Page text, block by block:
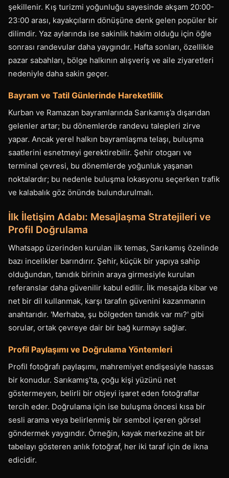
şekillenir. Kış turizmi yoğunluğu sayesinde akşam 20:00-
23:00 arası, kayakçıların dönüşüne denk gelen popüler bir
dilimdir. Yaz aylarında ise sakinlik hakim olduğu için öğle
sonrası randevular daha yaygındır. Hafta sonları, özellikle
pazar sabahları, bölge halkının alışveriş ve aile ziyaretleri
nedeniyle daha sakin geçer.
Bayram ve Tatil Günlerinde Hareketlilik
Kurban ve Ramazan bayramlarında Sarıkamış’a dışarıdan
gelenler artar; bu dönemlerde randevu talepleri zirve
yapar. Ancak yerel halkın bayramlaşma telaşı, buluşma
saatlerini esnetmeyi gerektirebilir. Şehir otogarı ve
terminal çevresi, bu dönemlerde yoğunluk yaşanan
noktalardır; bu nedenle buluşma lokasyonu seçerken trafik
ve kalabalık göz önünde bulundurulmalı.
İlk İletişim Adabı: Mesajlaşma Stratejileri ve
Profil Doğrulama
Whatsapp üzerinden kurulan ilk temas, Sarıkamış özelinde
bazı incelikler barındırır. Şehir, küçük bir yapıya sahip
olduğundan, tanıdık birinin araya girmesiyle kurulan
referanslar daha güvenilir kabul edilir. İlk mesajda kibar ve
net bir dil kullanmak, karşı tarafın güvenini kazanmanın
anahtarıdır. 'Merhaba, şu bölgeden tanıdık var mı?' gibi
sorular, ortak çevreye dair bir bağ kurmayı sağlar.
Profil Paylaşımı ve Doğrulama Yöntemleri
Profil fotoğrafı paylaşımı, mahremiyet endişesiyle hassas
bir konudur. Sarıkamış’ta, çoğu kişi yüzünü net
göstermeyen, belirli bir objeyi işaret eden fotoğraflar
tercih eder. Doğrulama için ise buluşma öncesi kısa bir
sesli arama veya belirlenmiş bir sembol içeren görsel
göndermek yaygındır. Örneğin, kayak merkezine ait bir
tabelayı gösteren anlık fotoğraf, her iki taraf için de ikna
edicidir.